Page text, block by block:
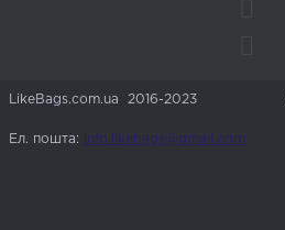
LikeBags.com.ua 2016-2023
Ел. пошта: info.likebags@gmail.com